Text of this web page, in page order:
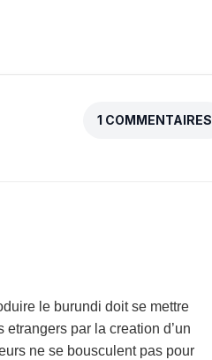
1 COMMENTAIRES
par la creation d’un
ne se bousculent pas pour